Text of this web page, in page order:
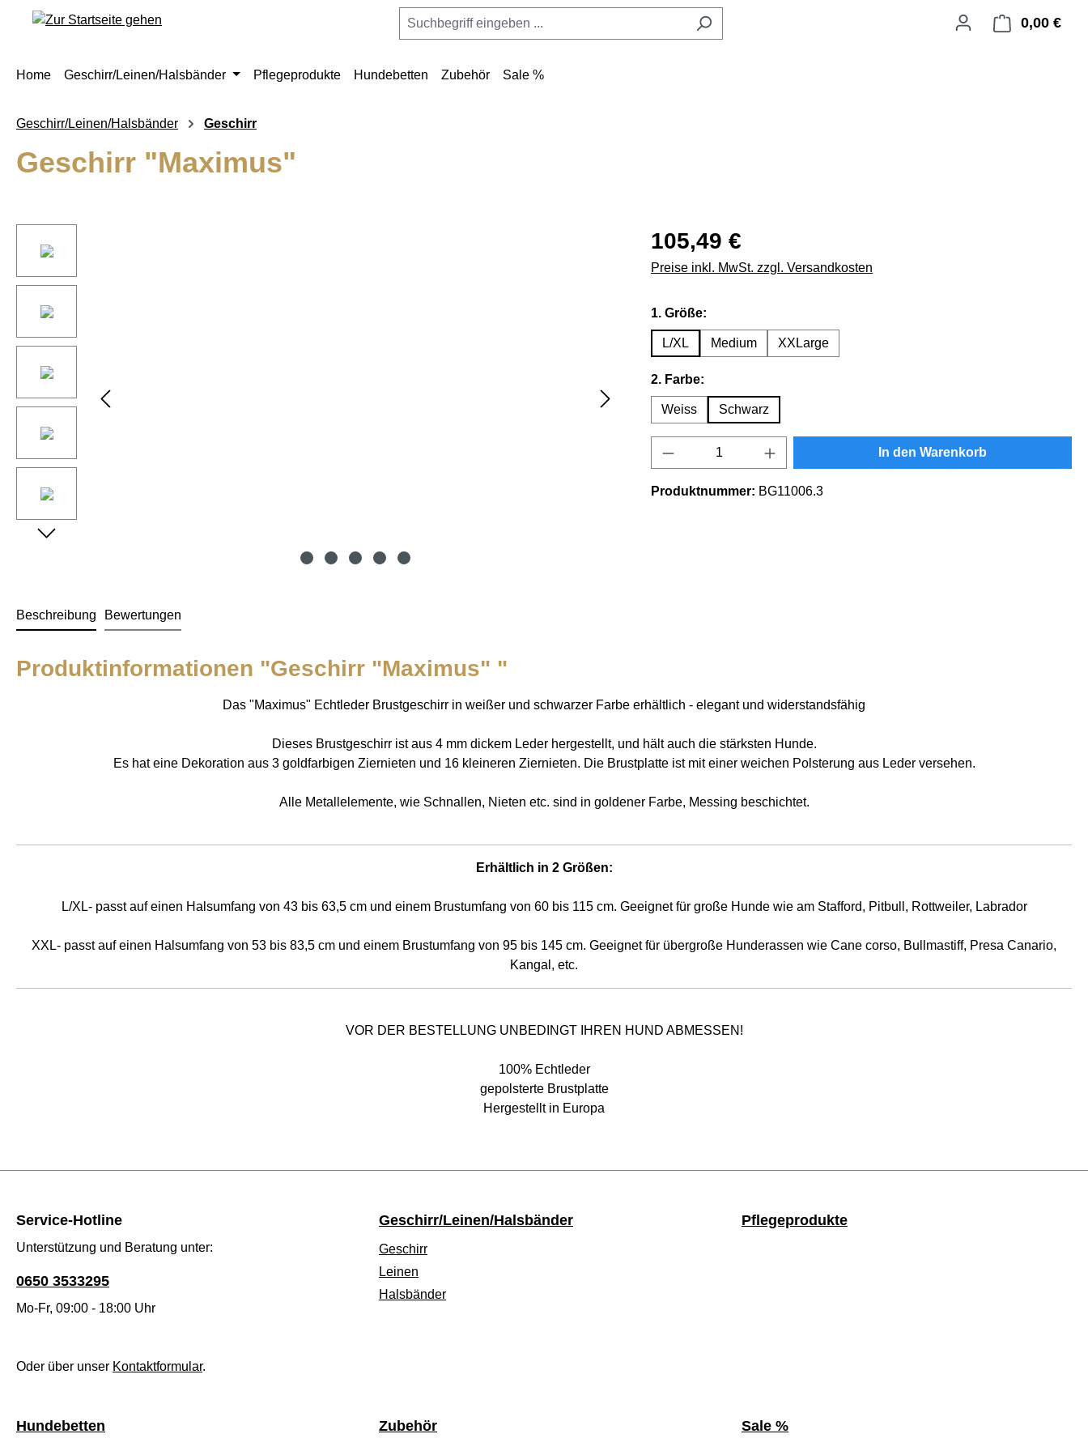
Zur Hauptnavigation springen 0,00 €
Home Geschirr/Leinen/Halsbänder Pflegeprodukte Hundebetten Zubehör Sale %
Geschirr/Leinen/Halsbänder Geschirr
Geschirr "Maximus"
105,49 €
Preise inkl. MwSt. zzgl. Versandkosten
1. Größe:
L/XL Medium XXLarge
2. Farbe:
Weiss Schwarz
Produkt Anzahl: Gib den gewünschten Wert ein
In den Warenkorb
Produktnummer: BG11006.3
Beschreibung Bewertungen
Produktinformationen "Geschirr "Maximus" "
Das "Maximus" Echtleder Brustgeschirr in weißer und schwarzer Farbe erhältlich - elegant und widerstandsfähig
Dieses Brustgeschirr ist aus 4 mm dickem Leder hergestellt, und hält auch die stärksten Hunde.
Es hat eine Dekoration aus 3 goldfarbigen Ziernieten und 16 kleineren Ziernieten. Die Brustplatte ist mit einer weichen Polsterung aus Leder versehen.
Alle Metallelemente, wie Schnallen, Nieten etc. sind in goldener Farbe, Messing beschichtet.
Erhältlich in 2 Größen:
L/XL- passt auf einen Halsumfang von 43 bis 63,5 cm und einem Brustumfang von 60 bis 115 cm. Geeignet für große Hunde wie am Stafford, Pitbull, Rottweiler, Labrador
XXL- passt auf einen Halsumfang von 53 bis 83,5 cm und einem Brustumfang von 95 bis 145 cm. Geeignet für übergroße Hunderassen wie Cane corso, Bullmastiff, Presa Canario,
Kangal, etc.
VOR DER BESTELLUNG UNBEDINGT IHREN HUND ABMESSEN!
100% Echtleder
gepolsterte Brustplatte
Hergestellt in Europa
Service-Hotline
Unterstützung und Beratung unter:
0650 3533295
Mo-Fr, 09:00 - 18:00 Uhr
Oder über unser Kontaktformular.
Geschirr/Leinen/Halsbänder
Geschirr
Leinen
Halsbänder
Pflegeprodukte
Hundebetten Zubehör Sale %